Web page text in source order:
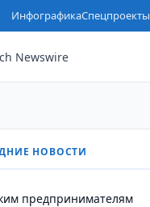
ИнфографикаСпецпроекты
Newswire
НОВОСТИ
предпринимателям